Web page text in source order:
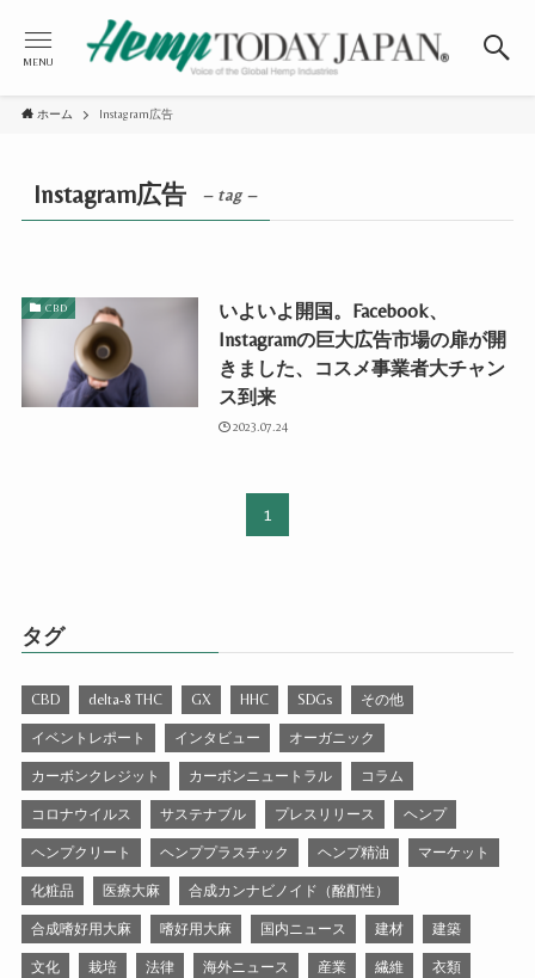
MENU
ホーム Instagram広告
Instagram広告 – tag –
CBD
いよいよ開国。Facebook、
Instagramの巨大広告市場の扉が開
きました、コスメ事業者大チャン
ス到来
2023.07.24
1
タグ
CBD delta-8 THC GX HHC SDGs その他
イベントレポート インタビュー オーガニック
カーボンクレジット カーボンニュートラル コラム
コロナウイルス サステナブル プレスリリース ヘンプ
ヘンプクリート ヘンププラスチック ヘンプ精油 マーケット
化粧品 医療大麻 合成カンナビノイド（酩酊性）
合成嗜好用大麻 嗜好用大麻 国内ニュース 建材 建築
文化 栽培 法律 海外ニュース 産業 繊維 衣類